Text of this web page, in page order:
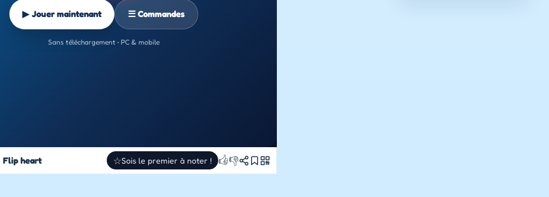
▶ Jouer maintenant ☰ Commandes
Sans téléchargement • PC & mobile
Flip heart ☆Sois le premier à noter ! 👍👎